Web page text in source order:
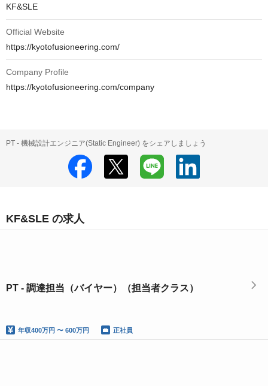
KF&SLE
Official Website
https://kyotofusioneering.com/
Company Profile
https://kyotofusioneering.com/company
PT - 機械設計エンジニア(Static Engineer) をシェアしましょう
KF&SLE の求人
PT - 調達担当（バイヤー）（担当者クラス）
年収400万円 〜 600万円 正社員